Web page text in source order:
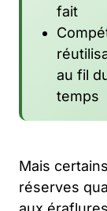
fait
au fil
temps
Mais
réserves